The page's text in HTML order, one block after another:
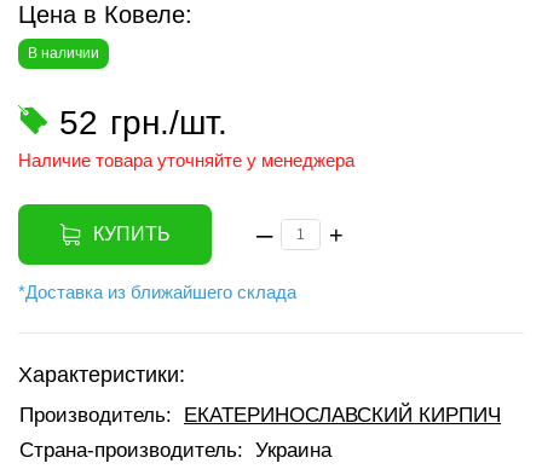
Цена в Ковеле:
В наличии
52 грн./шт.
Наличие товара уточняйте у менеджера
КУПИТЬ – +
*Доставка из ближайшего склада
Характеристики:
Производитель:
ЕКАТЕРИНОСЛАВСКИЙ КИРПИЧ
Страна-производитель: Украина